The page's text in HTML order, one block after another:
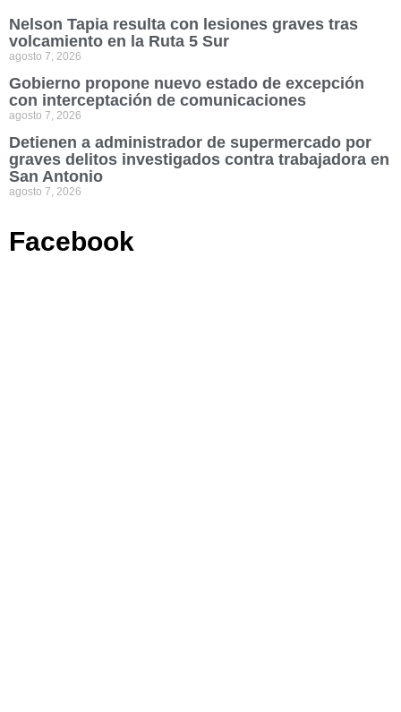
Nelson Tapia resulta con lesiones graves tras
volcamiento en la Ruta 5 Sur
agosto 7, 2026
Gobierno propone nuevo estado de excepción
con interceptación de comunicaciones
agosto 7, 2026
Detienen a administrador de supermercado por
graves delitos investigados contra trabajadora en
San Antonio
agosto 7, 2026
Facebook